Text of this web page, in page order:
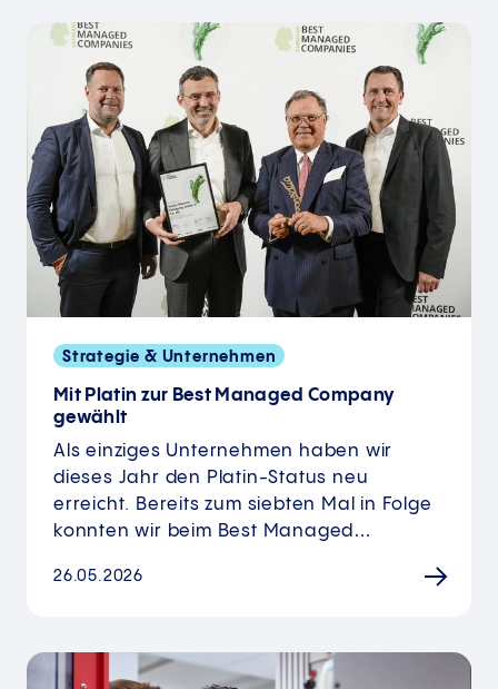
Strategie & Unternehmen
Mit Platin zur Best Managed Company
gewählt
Als einziges Unternehmen haben wir
dieses Jahr den Platin-Status neu
erreicht. Bereits zum siebten Mal in Folge
konnten wir beim Best Managed…
26.05.2026